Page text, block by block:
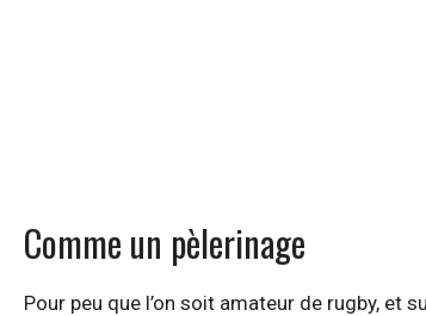
Comme un pèlerinage
Pour peu que l’on soit amateur de rugby, et